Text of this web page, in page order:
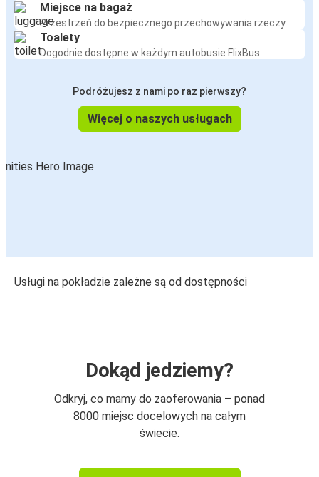
Miejsce na bagaż
Przestrzeń do bezpiecznego przechowywania rzeczy
Toalety
Dogodnie dostępne w każdym autobusie FlixBus
Podróżujesz z nami po raz pierwszy?
Więcej o naszych usługach
Usługi na pokładzie zależne są od dostępności
Dokąd jedziemy?
Odkryj, co mamy do zaoferowania – ponad
8000 miejsc docelowych na całym
świecie.